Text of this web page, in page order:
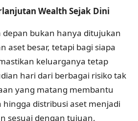
Wealth Sejak Dini
depan bukan hanya ditujukan
aset besar, tetapi bagi siapa
keluarganya tetap
hari dari berbagai risiko tak
yang matang membantu
hingga distribusi aset menjadi
sesuai dengan tujuan.